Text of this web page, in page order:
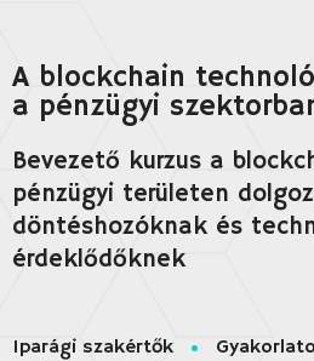
A blockchain
a pénzügyi
Bevezető kurzus a
pénzügyi területen
döntéshozóknak és
Iparági szakértők